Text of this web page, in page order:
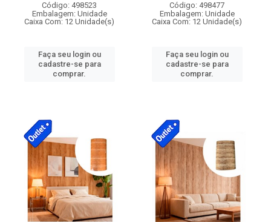
Código: 498523
Embalagem: Unidade
Caixa Com: 12 Unidade(s)
Faça seu login ou
cadastre-se para
comprar.
Código: 498477
Embalagem: Unidade
Caixa Com: 12 Unidade(s)
Faça seu login ou
cadastre-se para
comprar.